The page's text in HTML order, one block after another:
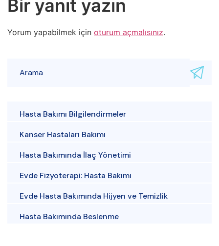
Bir yanıt yazın
Yorum yapabilmek için oturum açmalısınız.
Hasta Bakımı Bilgilendirmeler
Kanser Hastaları Bakımı
Hasta Bakımında İlaç Yönetimi
Evde Fizyoterapi: Hasta Bakımı
Evde Hasta Bakımında Hijyen ve Temizlik
Hasta Bakımında Beslenme